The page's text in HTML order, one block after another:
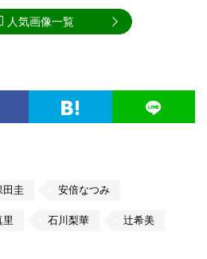
田圭 安倍なつみ
里 石川梨華 辻希美
人気画像一覧